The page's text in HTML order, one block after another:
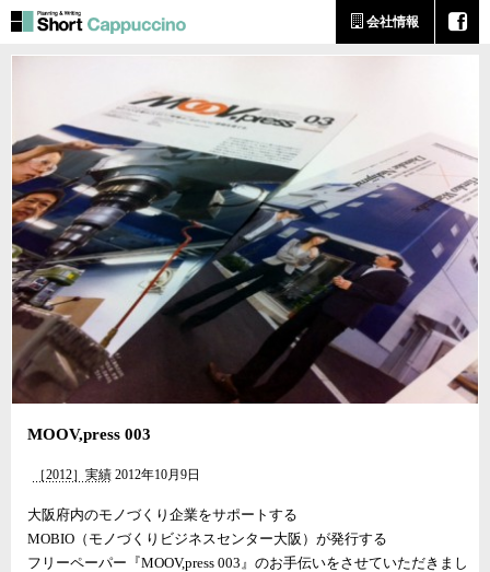
会社情報
MOOV,press 003
［2012］実績 2012年10月9日
大阪府内のモノづくり企業をサポートする
MOBIO（モノづくりビジネスセンター大阪）が発行する
フリーペーパー『MOOV,press 003』のお手伝いをさせていただきまし